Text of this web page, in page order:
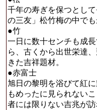
千年の寿ぎを保つとし
の三友」松竹梅の中でも
●竹
一日に数十センチも成
ら、古くから出世栄達
きた吉祥題材。
●赤富士
旭日の黎明を浴びて紅
もめったに見られない
者には限りない吉兆が訪